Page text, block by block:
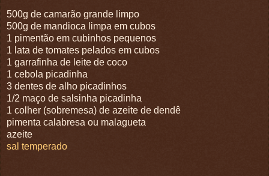
500g de camarão grande limpo
500g de mandioca limpa em cubos
1 pimentão em cubinhos pequenos
1 lata de tomates pelados em cubos
1 garrafinha de leite de coco
1 cebola picadinha
3 dentes de alho picadinhos
1/2 maço de salsinha picadinha
1 colher (sobremesa) de azeite de dendê
pimenta calabresa ou malagueta
azeite
sal temperado